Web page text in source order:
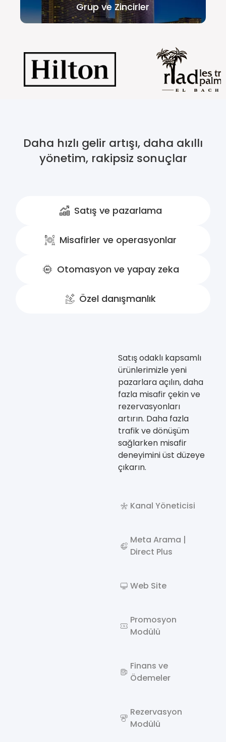
Grup ve Zincirler
Daha hızlı gelir artışı, daha akıllı
yönetim, rakipsiz sonuçlar
Satış ve pazarlama
Misafirler ve operasyonlar
Otomasyon ve yapay zeka
Özel danışmanlık
Satış odaklı kapsamlı
ürünlerimizle yeni
pazarlara açılın, daha
fazla misafir çekin ve
rezervasyonları
artırın. Daha fazla
trafik ve dönüşüm
sağlarken misafir
deneyimini üst düzeye
çıkarın.
Kanal Yöneticisi
Meta Arama |
Direct Plus
Web Site
Promosyon
Modülü
Finans ve
Ödemeler
Rezervasyon
Modülü